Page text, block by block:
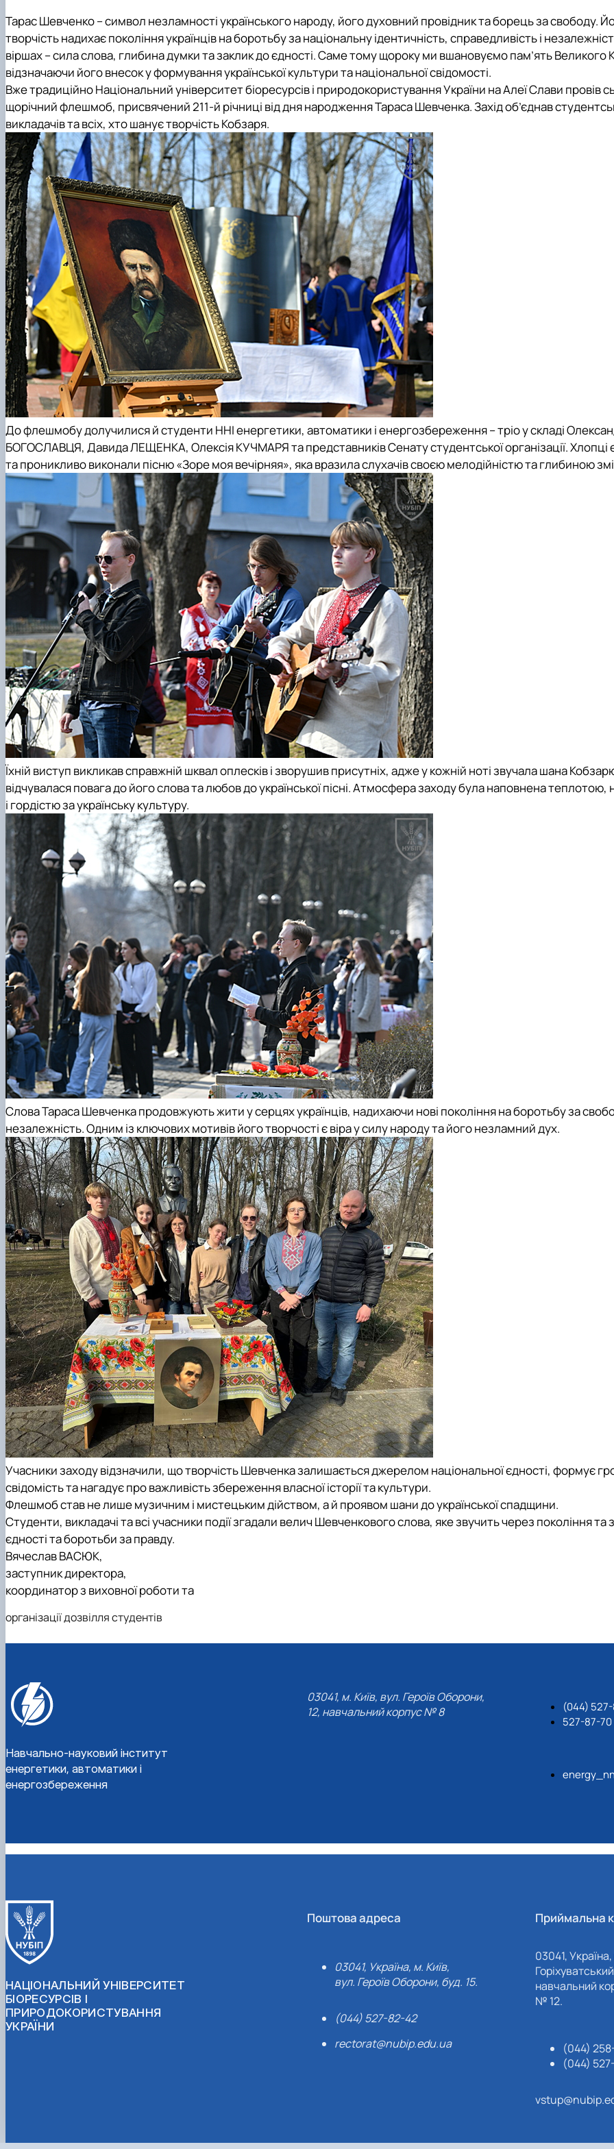
Практичне навчання
Дуальна форма навчання
Студентський сенат
Наукові гуртки
Анкетування
Скринька довіри
Наука та інновації – бізнесу
Популяризація природничих наук
Контакти
Тарас Шевченко – символ незламності українського народу, його духовний провідник та борець за свободу.
творчість надихає покоління українців на боротьбу за національну ідентичність, справедливість і
віршах – сила слова, глибина думки та заклик до єдності. Саме тому щороку ми вшановуємо пам’ять Великого
відзначаючи його внесок у формування української культури та національної свідомості.
Вже традиційно Національний університет біоресурсів і природокористування України на Алеї Слави провів
щорічний флешмоб, присвячений 211-й річниці від дня народження Тараса Шевченка. Захід об’єднав
викладачів та всіх, хто шанує творчість Кобзаря.
До флешмобу долучилися й студенти ННІ енергетики, автоматики і енергозбереження – тріо у складі
БОГОСЛАВЦЯ, Давида ЛЕЩЕНКА, Олексія КУЧМАРЯ та представників Сенату студентської організації. Хлопці
та проникливо виконали пісню «Зоре моя вечірняя», яка вразила слухачів своєю мелодійністю та глибиною
Їхній виступ викликав справжній шквал оплесків і зворушив присутніх, адже у кожній ноті звучала шана
відчувалася повага до його слова та любов до української пісні. Атмосфера заходу була наповнена
і гордістю за українську культуру.
Слова Тараса Шевченка продовжують жити у серцях українців, надихаючи нові покоління на боротьбу за
незалежність. Одним із ключових мотивів його творчості є віра у силу народу та його незламний дух.
Учасники заходу відзначили, що творчість Шевченка залишається джерелом національної єдності, формує
свідомість та нагадує про важливість збереження власної історії та культури.
Флешмоб став не лише музичним і мистецьким дійством, а й проявом шани до української спадщини.
Студенти, викладачі та всі учасники події згадали велич Шевченкового слова, яке звучить через покоління та
єдності та боротьби за правду.
Вячеслав ВАСЮК,
заступник директора,
координатор з виховної роботи та
організації дозвілля студентів
Навчально-науковий інститут
енергетики, автоматики і
енергозбереження
03041, м. Київ, вул. Героїв Оборони,
12, навчальний корпус № 8
(044)
527-87-70
НАЦІОНАЛЬНИЙ УНІВЕРСИТЕТ
БІОРЕСУРСІВ І
ПРИРОДОКОРИСТУВАННЯ
УКРАЇНИ
Поштова адреса
03041, Україна, м. Київ,
вул. Героїв Оборони, буд. 15.
(044) 527-82-42
rectorat@nubip.edu.ua
Приймальна
03041,
навчальний
№ 12.
(044)
(044)